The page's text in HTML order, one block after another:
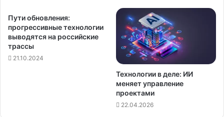
Пути обновления:
прогрессивные технологии
выводятся на российские
трассы
21.10.2024
Технологии в деле: ИИ
меняет управление
проектами
22.04.2026